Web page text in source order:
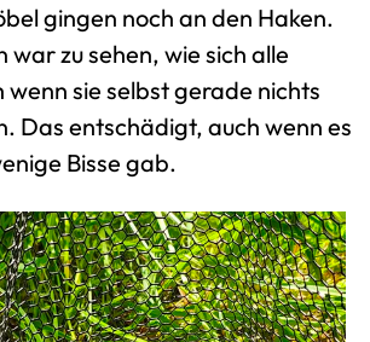
gingen noch an den Haken.
war zu sehen, wie sich alle
sie selbst gerade nichts
Das entschädigt, auch wenn es
Bisse gab.